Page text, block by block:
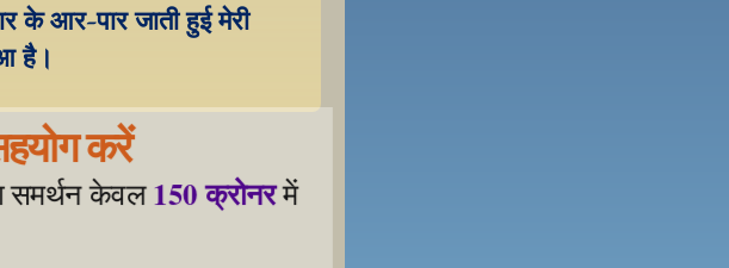
आर-पार जाती हुई मेरी
है।
करें
केवल 150 क्रोनर में